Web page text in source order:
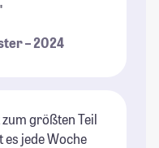
– 2024
größten Teil
es jede Woche